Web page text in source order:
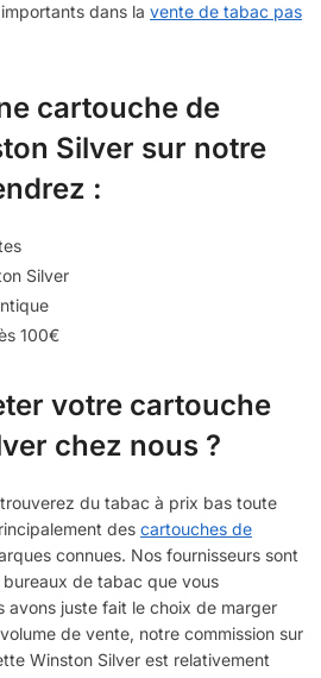
dans la vente de tabac pas
cartouche de
Silver sur notre
:
Silver
100€
votre cartouche
chez nous ?
du tabac à prix bas toute
des cartouches de
connues. Nos fournisseurs sont
de tabac que vous
avons juste fait le choix de marger
de vente, notre commission sur
Winston Silver est relativement